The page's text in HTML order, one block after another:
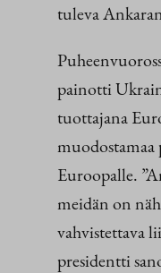
tuleva
painotti
tuottajana
Euroopalle.
meidän on
vahvistettava
presidentti